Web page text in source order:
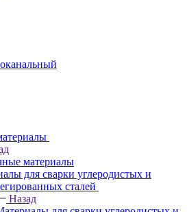
материалы
для сварки углеродистых и
сталей
Назад